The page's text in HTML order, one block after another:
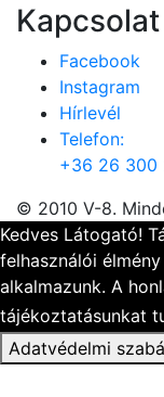
Kapcsolat
Facebook
Instagram
Hírlevél
Telefon:
+36 26 300
© 2010 V-8.
Kedves Látogató!
felhasználói
alkalmazunk. A
tájékoztatásunkat
Adatvédelmi